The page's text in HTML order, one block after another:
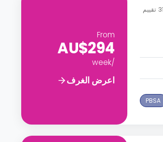
PBSA
From
AU$294
/week
اعرض الغرف